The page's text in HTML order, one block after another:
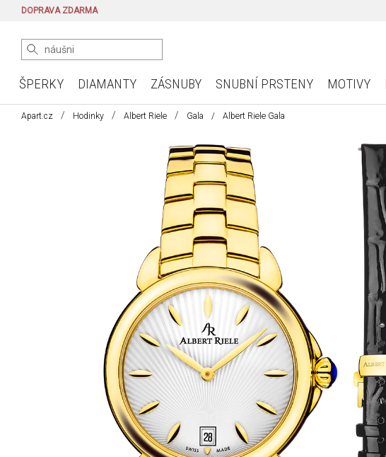
DOPRAVA ZDARMA
ŠPERKY DIAMANTY ZÁSNUBY SNUBNÍ PRSTENY MOTIVY
Apart.cz Hodinky Albert Riele Gala Albert Riele Gala